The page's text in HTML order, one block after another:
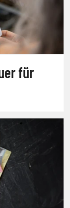
für